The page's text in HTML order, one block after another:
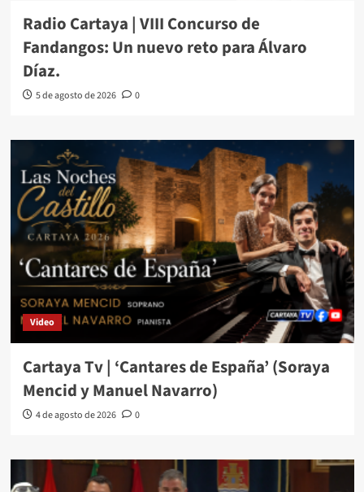
Radio Cartaya | VIII Concurso de
Fandangos: Un nuevo reto para Álvaro
Díaz.
5 de agosto de 2026 0
Video
Cartaya Tv | ‘Cantares de España’ (Soraya
Mencid y Manuel Navarro)
4 de agosto de 2026 0